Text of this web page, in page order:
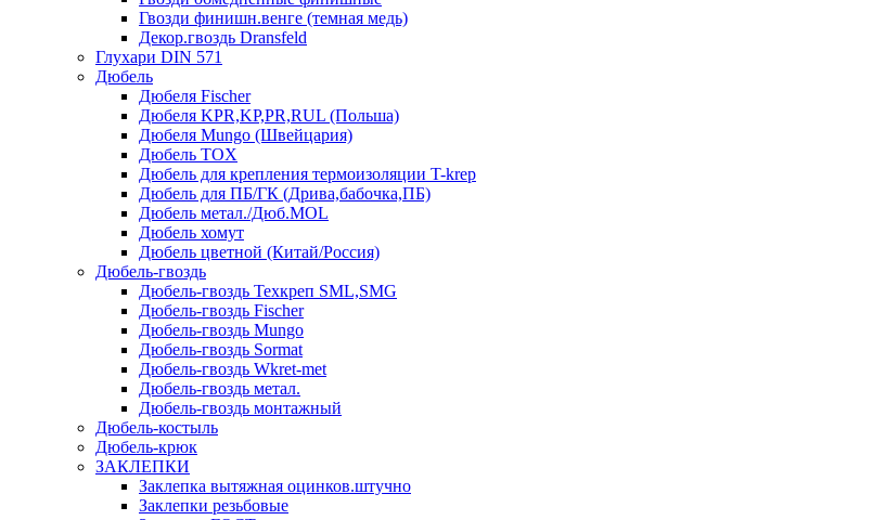
Гвозди финишн.венге (темная медь)
Декор.гвоздь Dransfeld
Глухари DIN 571
Дюбель
Дюбеля Fischer
Дюбеля KPR,KP,PR,RUL (Польша)
Дюбеля Mungo (Швейцария)
Дюбель TOX
Дюбель для крепления термоизоляции T-krep
Дюбель для ПБ/ГК (Дрива,бабочка,ПБ)
Дюбель метал./Дюб.MOL
Дюбель хомут
Дюбель цветной (Китай/Россия)
Дюбель-гвоздь
Дюбель-гвоздь Техкреп SML,SMG
Дюбель-гвоздь Fischer
Дюбель-гвоздь Mungo
Дюбель-гвоздь Sormat
Дюбель-гвоздь Wkret-met
Дюбель-гвоздь метал.
Дюбель-гвоздь монтажный
Дюбель-костыль
Дюбель-крюк
ЗАКЛЕПКИ
Заклепка вытяжная оцинков.штучно
Заклепки резьбовые